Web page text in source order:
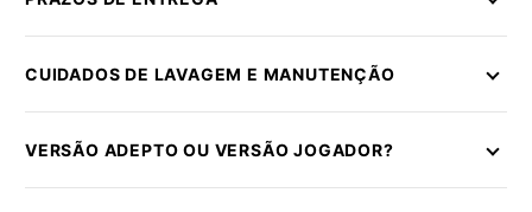
CUIDADOS DE LAVAGEM E MANUTENÇÃO
VERSÃO ADEPTO OU VERSÃO JOGADOR?